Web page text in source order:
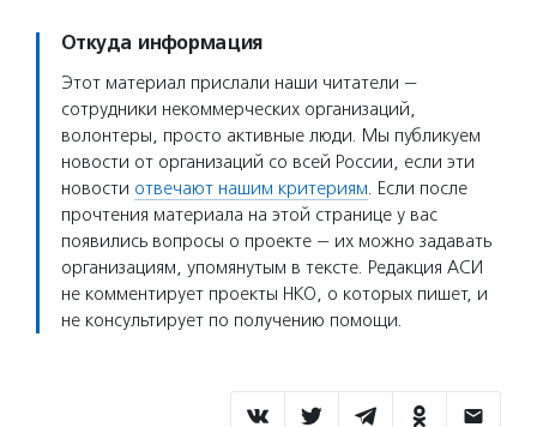
Откуда информация
Этот материал прислали наши читатели —
сотрудники некоммерческих организаций,
волонтеры, просто активные люди. Мы публикуем
новости от организаций со всей России, если эти
новости отвечают нашим критериям. Если после
прочтения материала на этой странице у вас
появились вопросы о проекте — их можно задавать
организациям, упомянутым в тексте. Редакция АСИ
не комментирует проекты НКО, о которых пишет, и
не консультирует по получению помощи.